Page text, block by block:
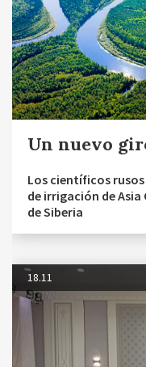
Un nuevo
Los científicos
de irrigación de
de Siberia
18.11